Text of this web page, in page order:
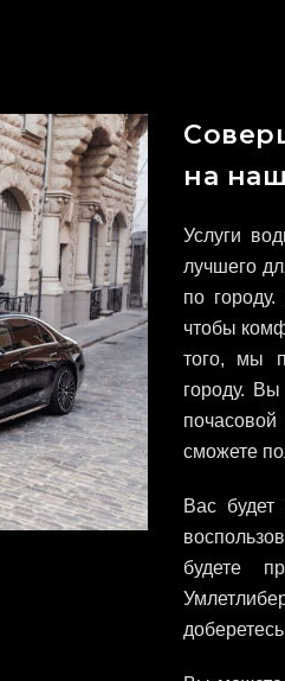
на
Услуги
лучшего
по
чтобы
того, мы
городу.
сможете
Вас
будете